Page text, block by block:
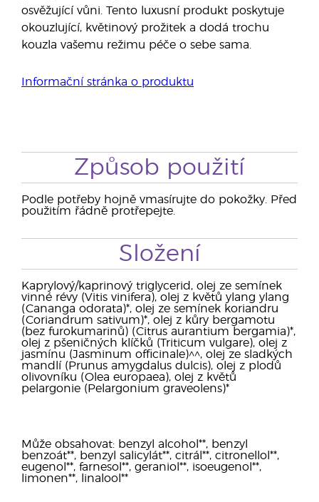
osvěžující vůni. Tento luxusní produkt poskytuje
okouzlující, květinový prožitek a dodá trochu
kouzla vašemu režimu péče o sebe sama.
Informační stránka o produktu
Způsob použití
Podle potřeby hojně vmasírujte do pokožky. Před
použitím řádně protřepejte.
Složení
Kaprylový/kaprinový triglycerid, olej ze semínek
vinné révy (Vitis vinifera), olej z květů ylang ylang
(Cananga odorata)*, olej ze semínek koriandru
(Coriandrum sativum)*, olej z kůry bergamotu
(bez furokumarinů) (Citrus aurantium bergamia)*,
olej z pšeničných klíčků (Triticum vulgare), olej z
jasmínu (Jasminum officinale)^^, olej ze sladkých
mandlí (Prunus amygdalus dulcis), olej z plodů
olivovníku (Olea europaea), olej z květů
pelargonie (Pelargonium graveolens)*
Může obsahovat: benzyl alcohol**, benzyl
benzoát**, benzyl salicylát**, citrál**, citronellol**,
eugenol**, farnesol**, geraniol**, isoeugenol**,
limonen**, linalool**